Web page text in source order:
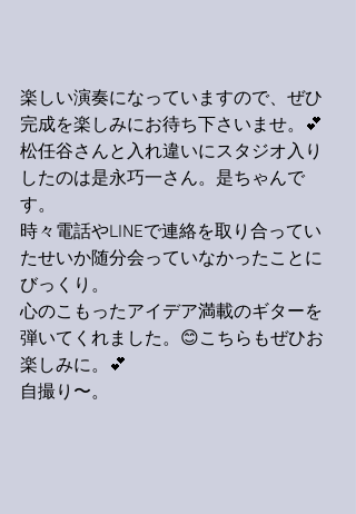
楽しい演奏になっていますので、ぜひ
完成を楽しみにお待ち下さいませ。💕
松任谷さんと入れ違いにスタジオ入り
したのは是永巧一さん。是ちゃんで
す。
時々電話やLINEで連絡を取り合ってい
たせいか随分会っていなかったことに
びっくり。
心のこもったアイデア満載のギターを
弾いてくれました。😊こちらもぜひお
楽しみに。💕
自撮り〜。